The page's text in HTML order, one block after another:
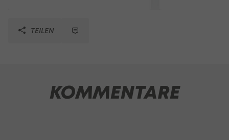
TEILEN
KOMMENTARE